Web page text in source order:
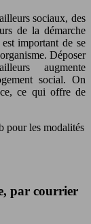
sociaux, des
de la démarche
important de se
Déposer
augmente
social. On
ce qui offre de
pour les modalités
par courrier